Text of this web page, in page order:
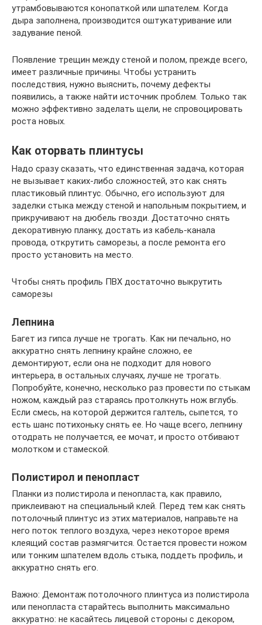
утрамбовываются конопаткой или шпателем. Когда
дыра заполнена, производится оштукатуривание или
задувание пеной.
Появление трещин между стеной и полом, прежде всего,
имеет различные причины. Чтобы устранить
последствия, нужно выяснить, почему дефекты
появились, а также найти источник проблем. Только так
можно эффективно заделать щели, не спровоцировать
роста новых.
Как оторвать плинтусы
Надо сразу сказать, что единственная задача, которая
не вызывает каких-либо сложностей, это как снять
пластиковый плинтус. Обычно, его используют для
заделки стыка между стеной и напольным покрытием, и
прикручивают на дюбель гвозди. Достаточно снять
декоративную планку, достать из кабель-канала
провода, открутить саморезы, а после ремонта его
просто установить на место.
Чтобы снять профиль ПВХ достаточно выкрутить
саморезы
Лепнина
Багет из гипса лучше не трогать. Как ни печально, но
аккуратно снять лепнину крайне сложно, ее
демонтируют, если она не подходит для нового
интерьера, в остальных случаях, лучше не трогать.
Попробуйте, конечно, несколько раз провести по стыкам
ножом, каждый раз стараясь протолкнуть нож вглубь.
Если смесь, на которой держится галтель, сыпется, то
есть шанс потихоньку снять ее. Но чаще всего, лепнину
отодрать не получается, ее мочат, и просто отбивают
молотком и стамеской.
Полистирол и пенопласт
Планки из полистирола и пенопласта, как правило,
приклеивают на специальный клей. Перед тем как снять
потолочный плинтус из этих материалов, направьте на
него поток теплого воздуха, через некоторое время
клеящий состав размягчится. Остается провести ножом
или тонким шпателем вдоль стыка, поддеть профиль, и
аккуратно снять его.
Важно: Демонтаж потолочного плинтуса из полистирола
или пенопласта старайтесь выполнить максимально
аккуратно: не касайтесь лицевой стороны с декором,